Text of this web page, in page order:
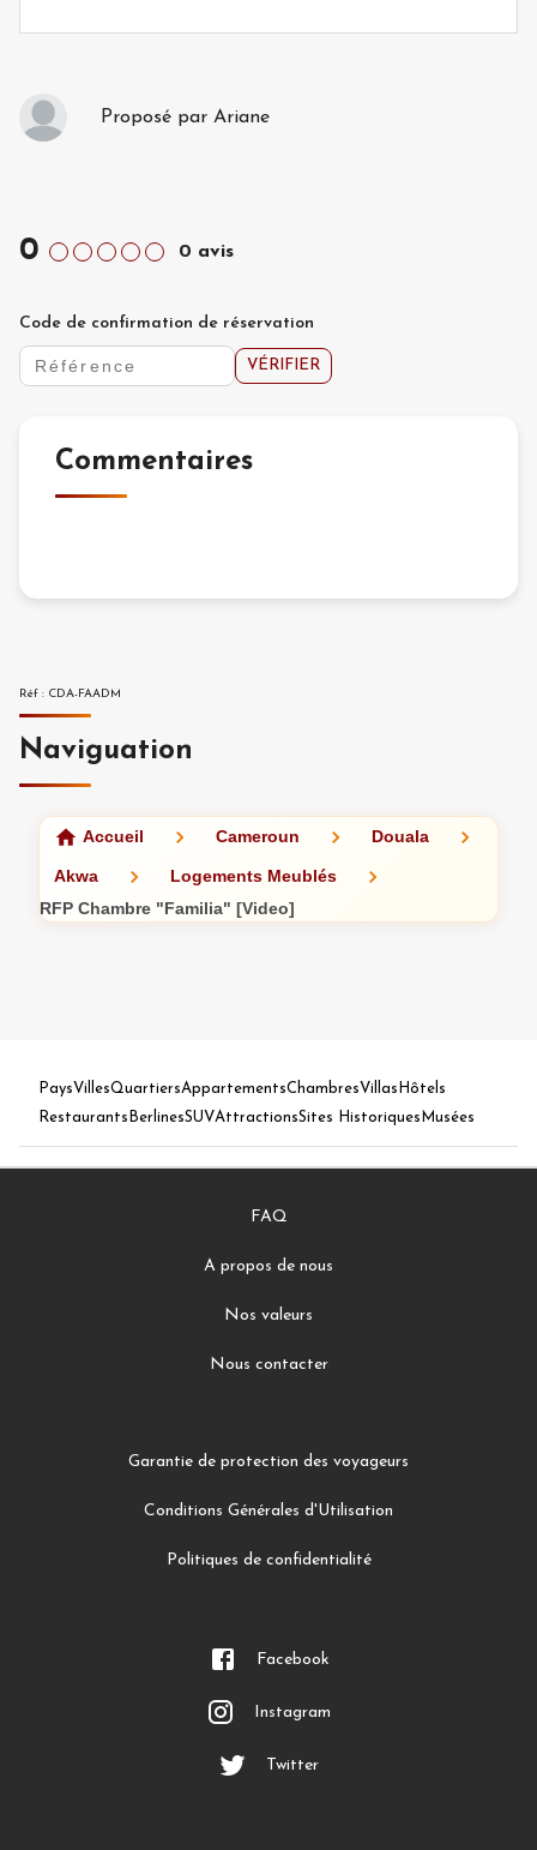
Proposé par Ariane
0 0 avis
Code de confirmation de réservation
VÉRIFIER
Commentaires
Réf : CDA-FAADM
Naviguation
Accueil Cameroun Douala
Akwa
Logements Meublés
RFP Chambre "Familia" [Video]
PaysVillesQuartiersAppartementsChambresVillas Hôtels
Restaurants BerlinesSUVAttractionsSites Historiques Musées
FAQ
A propos de nous
Nos valeurs
Nous contacter
Garantie de protection des voyageurs
Conditions Générales d'Utilisation
Politiques de confidentialité
Facebook
Instagram
Twitter